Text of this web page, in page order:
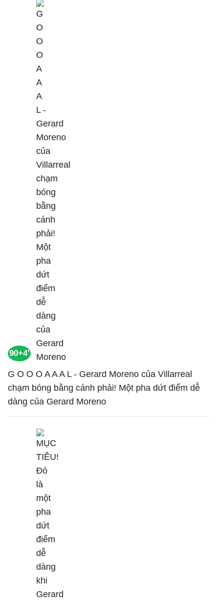
90+4'
G O O O A A A L - Gerard Moreno của Villarreal
chạm bóng bằng cánh phải! Một pha dứt điểm dễ
dàng của Gerard Moreno